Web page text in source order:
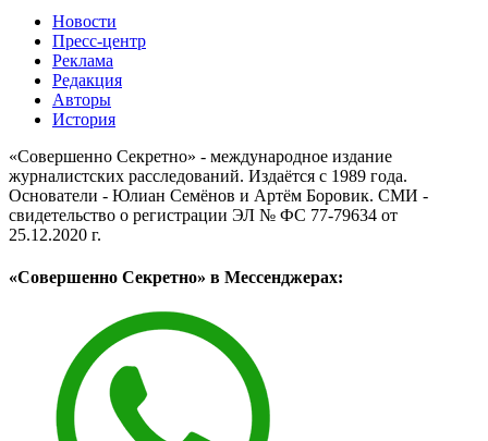
Новости
Пресс-центр
Реклама
Редакция
Авторы
История
«Совершенно Секретно» - международное издание
журналистских расследований. Издаётся с 1989 года.
Основатели - Юлиан Семёнов и Артём Боровик. CМИ -
свидетельство о регистрации ЭЛ № ФС 77-79634 от
25.12.2020 г.
«Совершенно Секретно» в Мессенджерах: